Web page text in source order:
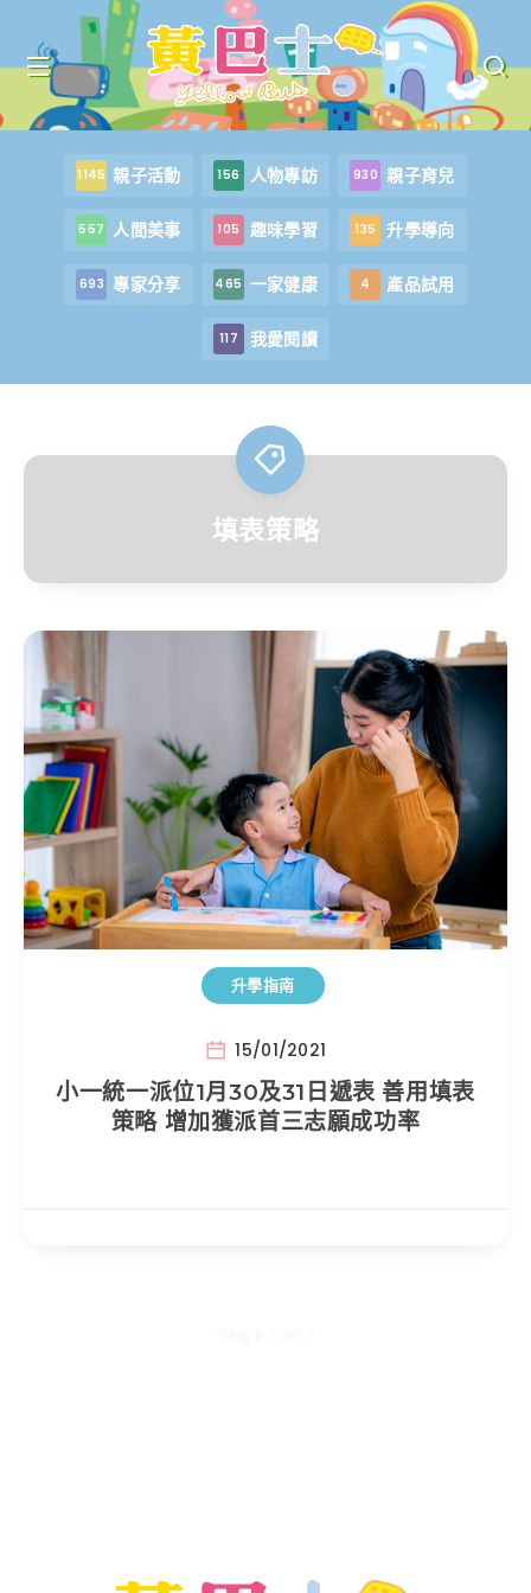
1145 親子活動 156 人物專訪 930 親子育兒
557 人間美事 105 趣味學習 135 升學導向
693 專家分享 465 一家健康 4 產品試用
117 我愛閱讀
填表策略
升學指南
15/01/2021
小一統一派位1月30及31日遞表 善用填表
策略 增加獲派首三志願成功率